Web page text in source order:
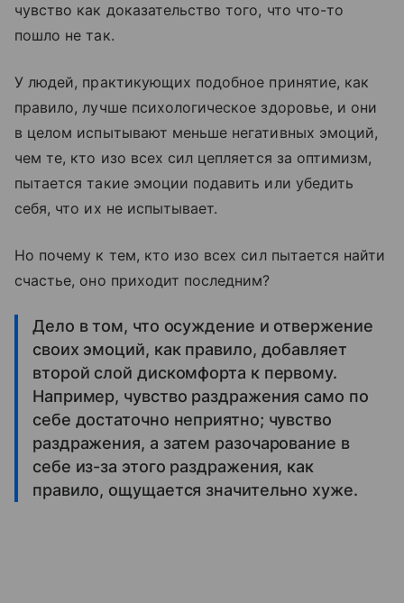
чувство как доказательство того, что что-то
пошло не так.
У людей, практикующих подобное принятие, как
правило, лучше психологическое здоровье, и они
в целом испытывают меньше негативных эмоций,
чем те, кто изо всех сил цепляется за оптимизм,
пытается такие эмоции подавить или убедить
себя, что их не испытывает.
Но почему к тем, кто изо всех сил пытается найти
счастье, оно приходит последним?
Дело в том, что осуждение и отвержение
своих эмоций, как правило, добавляет
второй слой дискомфорта к первому.
Например, чувство раздражения само по
себе достаточно неприятно; чувство
раздражения, а затем разочарование в
себе из-за этого раздражения, как
правило, ощущается значительно хуже.